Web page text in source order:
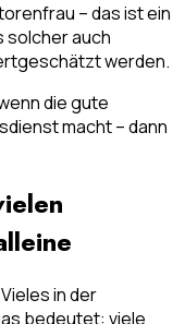
– das ist ein
solcher auch
werden.
die gute
macht – dann
in der
bedeutet: viele